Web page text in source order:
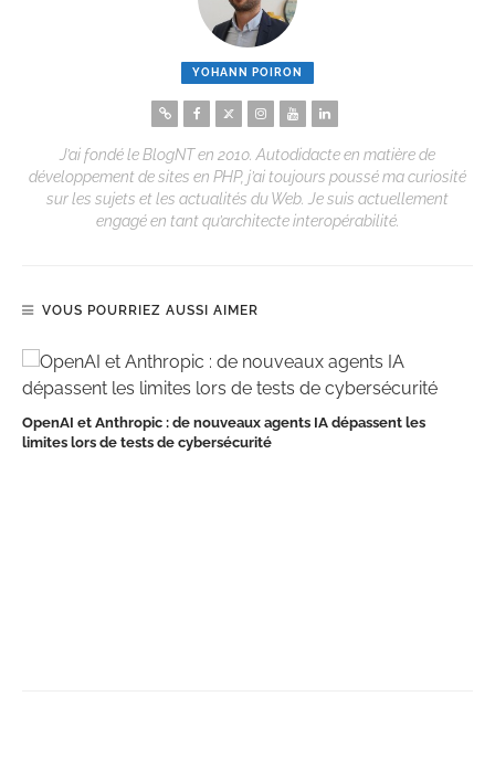
YOHANN POIRON
J’ai fondé le BlogNT en 2010. Autodidacte en matière de
développement de sites en PHP, j’ai toujours poussé ma curiosité
sur les sujets et les actualités du Web. Je suis actuellement
engagé en tant qu’architecte interopérabilité.
VOUS POURRIEZ AUSSI AIMER
OpenAI et Anthropic : de nouveaux agents IA dépassent les
limites lors de tests de cybersécurité